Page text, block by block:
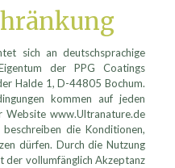
sich an deutschsprachige
der PPG Coatings
Halde 1, D-44805 Bochum.
kommen auf jeden
Website www.Ultranature.de
die Konditionen,
dürfen. Durch die Nutzung
der vollumfänglich Akzeptanz